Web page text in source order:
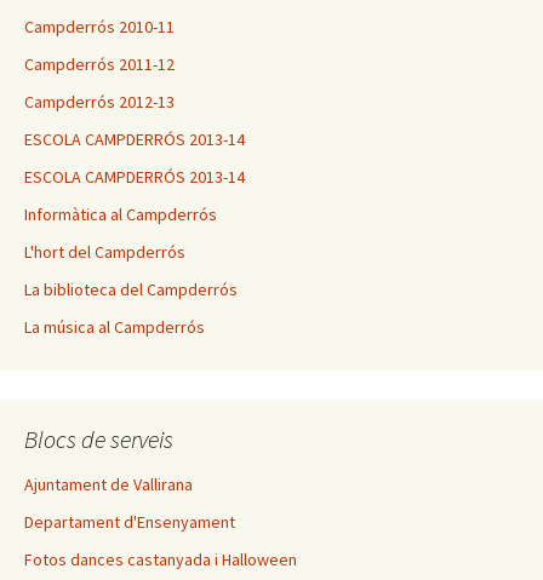
Campderrós 2010-11
Campderrós 2011-12
Campderrós 2012-13
ESCOLA CAMPDERRÓS 2013-14
ESCOLA CAMPDERRÓS 2013-14
Informàtica al Campderrós
L'hort del Campderrós
La biblioteca del Campderrós
La música al Campderrós
Blocs de serveis
Ajuntament de Vallirana
Departament d'Ensenyament
Fotos dances castanyada i Halloween